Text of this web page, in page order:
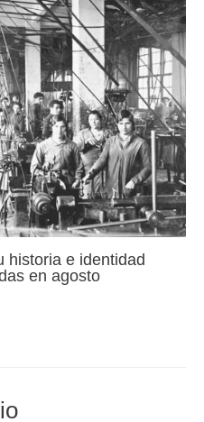
historia e identidad
en agosto